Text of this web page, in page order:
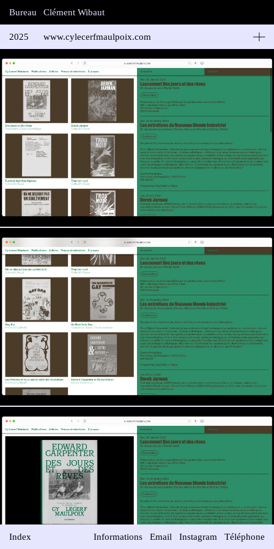
Bureau Clément Wibaut
2025
www.cylecerfmaulpoix.com
Site web de Cy Lecerf Maulpoix, auteur, traducteur et enseignant
en théorie critique à l’école des Beaux-Arts de Marseille. Cy
Lecerf Maulpoix est auteur d’“Écologies déviantes” (Cambourakis
2021), d’“Edward Carpenter et l’autre nature” (Le Passager
Clandestin 2022) et de l’ouvrage critique “Un Manifeste Gay de
Carl Wittman” (Éditions du Commun), 2023.
Index Informations Email Instagram Téléphone